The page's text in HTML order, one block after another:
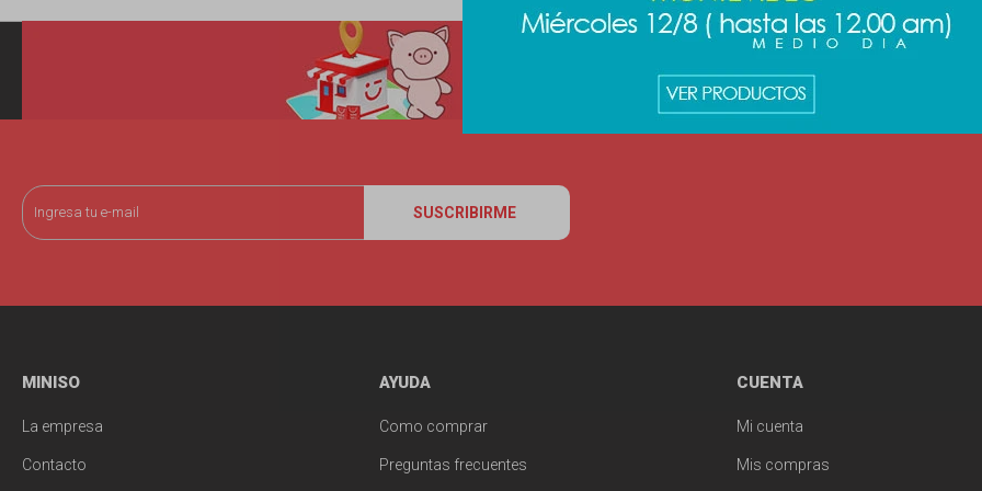
SUSCRIBIRME
MINISO
La empresa
Contacto
AYUDA
Como comprar
Preguntas frecuentes
CUENTA
Mi cuenta
Mis compras